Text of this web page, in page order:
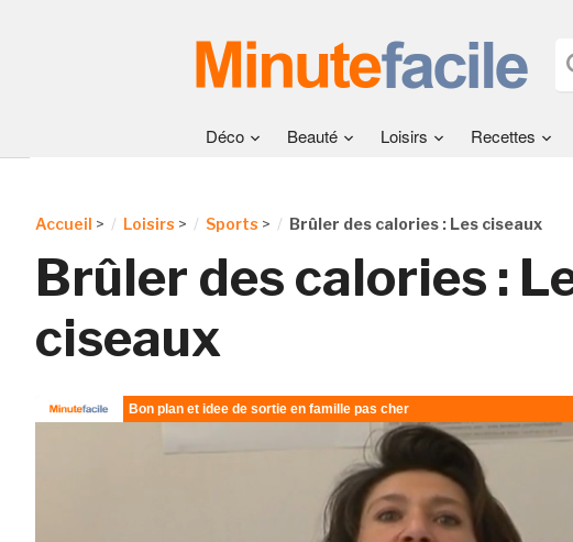
Déco Beauté Loisirs Recettes
Accueil > Loisirs > Sports > Brûler des calories : Les ciseaux
Brûler des calories :
ciseaux